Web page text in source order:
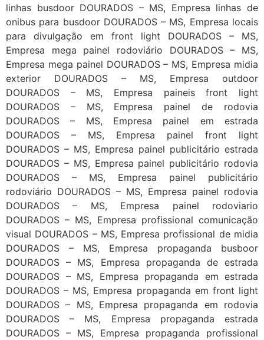
linhas busdoor DOURADOS – MS, Empresa linhas de
onibus para busdoor DOURADOS – MS, Empresa locais
para divulgação em front light DOURADOS – MS,
Empresa mega painel rodoviário DOURADOS – MS,
Empresa mega painel DOURADOS – MS, Empresa midia
exterior DOURADOS – MS, Empresa outdoor
DOURADOS – MS, Empresa paineis front light
DOURADOS – MS, Empresa painel de rodovia
DOURADOS – MS, Empresa painel em estrada
DOURADOS – MS, Empresa painel front light
DOURADOS – MS, Empresa painel publicitário estrada
DOURADOS – MS, Empresa painel publicitário rodovia
DOURADOS – MS, Empresa painel publicitário
rodoviário DOURADOS – MS, Empresa painel rodovia
DOURADOS – MS, Empresa painel rodoviario
DOURADOS – MS, Empresa profissional comunicação
visual DOURADOS – MS, Empresa profissional de midia
DOURADOS – MS, Empresa propaganda busboor
DOURADOS – MS, Empresa propaganda de estrada
DOURADOS – MS, Empresa propaganda em estrada
DOURADOS – MS, Empresa propaganda em front light
DOURADOS – MS, Empresa propaganda em rodovia
DOURADOS – MS, Empresa propaganda estrada
DOURADOS – MS, Empresa propaganda profissional